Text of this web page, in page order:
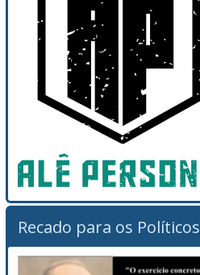
Recado para os Políticos